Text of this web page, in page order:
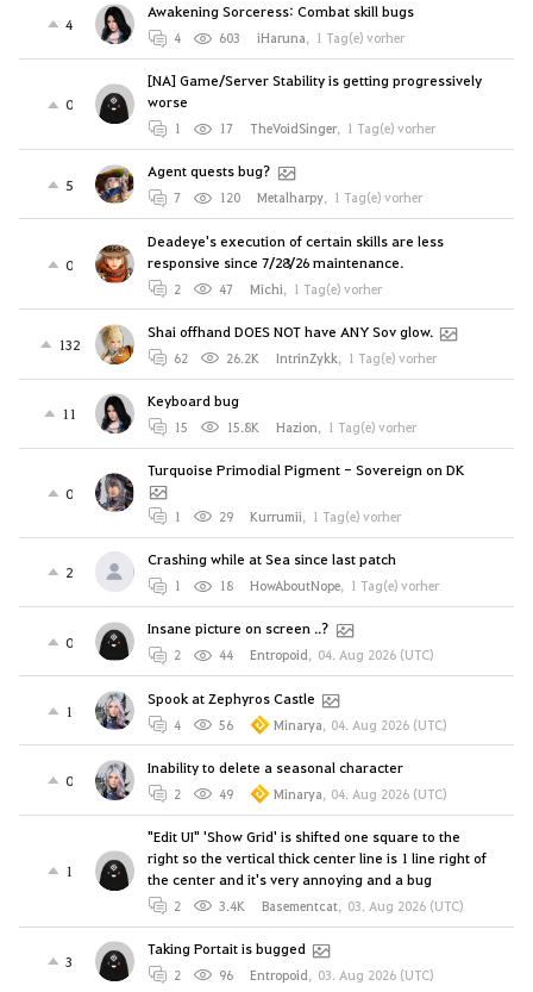
4
Awakening Sorceress: Combat skill bugs
4 603 iHaruna, 1 Tag(e) vorher
0
[NA] Game/Server Stability is getting progressively
worse
1 17 TheVoidSinger, 1 Tag(e) vorher
5
Agent quests bug?
7 120 Metalharpy, 1 Tag(e) vorher
0
Deadeye's execution of certain skills are less
responsive since 7/28/26 maintenance.
2 47 Michi, 1 Tag(e) vorher
132
Shai offhand DOES NOT have ANY Sov glow.
62 26.2K IntrinZykk, 1 Tag(e) vorher
11
Keyboard bug
15 15.8K Hazion, 1 Tag(e) vorher
0
Turquoise Primodial Pigment - Sovereign on DK
1 29 Kurrumii, 1 Tag(e) vorher
2
Crashing while at Sea since last patch
1 18 HowAboutNope, 1 Tag(e) vorher
0
Insane picture on screen ..?
2 44 Entropoid, 04. Aug 2026 (UTC)
1
Spook at Zephyros Castle
4 56 Minarya, 04. Aug 2026 (UTC)
0
Inability to delete a seasonal character
2 49 Minarya, 04. Aug 2026 (UTC)
1
"Edit UI" 'Show Grid' is shifted one square to the
right so the vertical thick center line is 1 line right of
the center and it's very annoying and a bug
2 3.4K Basementcat, 03. Aug 2026 (UTC)
3
Taking Portait is bugged
2 96 Entropoid, 03. Aug 2026 (UTC)